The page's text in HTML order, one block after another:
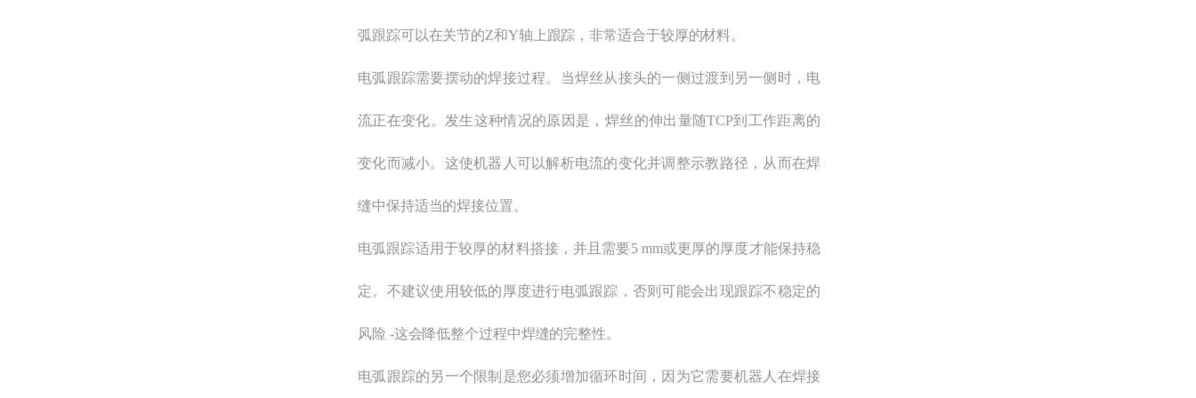
弧跟踪可以在关节的Z和Y轴上跟踪，非常适合于较厚的材料。
电弧跟踪需要摆动的焊接过程。当焊丝从接头的一侧过渡到另一侧时，电
流正在变化。发生这种情况的原因是，焊丝的伸出量随TCP到工作距离的
变化而减小。这使机器人可以解析电流的变化并调整示教路径，从而在焊
缝中保持适当的焊接位置。
电弧跟踪适用于较厚的材料搭接，并且需要5 mm或更厚的厚度才能保持稳
定。不建议使用较低的厚度进行电弧跟踪，否则可能会出现跟踪不稳定的
风险 -这会降低整个过程中焊缝的完整性。
电弧跟踪的另一个限制是您必须增加循环时间，因为它需要机器人在焊接